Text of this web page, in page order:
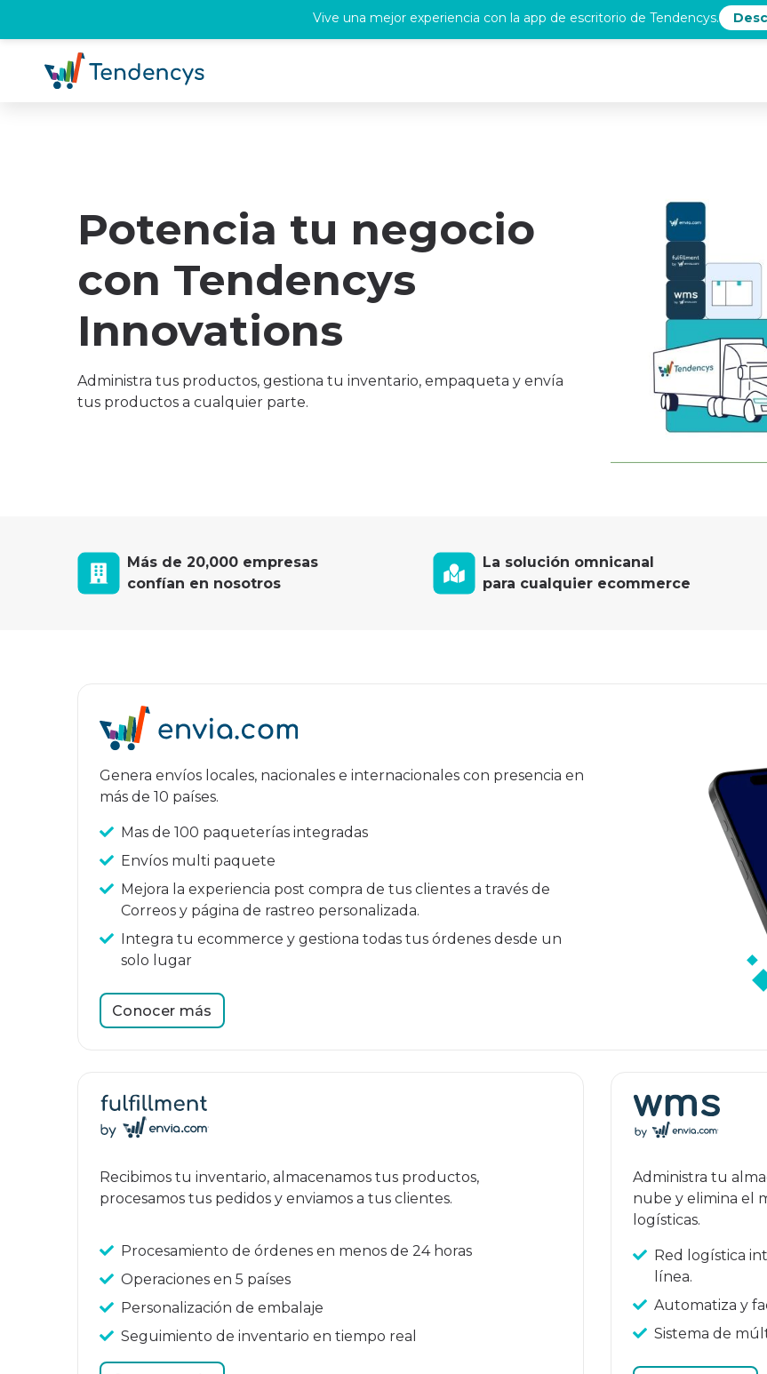
Vive una mejor experiencia con la app de escritorio de Tendencys.
Potencia tu negocio
con Tendencys
Innovations
Administra tus productos, gestiona tu inventario, empaqueta y envía
tus productos a cualquier parte.
Más de 20,000 empresas
confían en nosotros
La solución omnicanal
para cualquier ecommerce
Genera envíos locales, nacionales e internacionales con presencia en
más de 10 países.
Mas de 100 paqueterías integradas
Envíos multi paquete
Mejora la experiencia post compra de tus clientes a través de
Correos y página de rastreo personalizada.
Integra tu ecommerce y gestiona todas tus órdenes desde un
solo lugar
Conocer más
Recibimos tu inventario, almacenamos tus productos,
procesamos tus pedidos y enviamos a tus clientes.
Procesamiento de órdenes en menos de 24 horas
Operaciones en 5 países
Personalización de embalaje
Seguimiento de inventario en tiempo real
Administra tu
nube y elimina el
logísticas.
Red logística
línea.
Automatiza y
Sistema de